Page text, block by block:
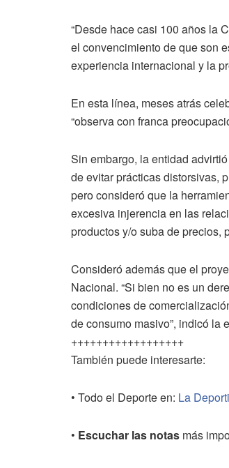
“Desde hace casi 100 años la
el convencimiento de que son
experiencia internacional y la
En esta línea, meses atrás
“observa con franca
Sin embargo, la entidad
de evitar prácticas distorsivas,
pero consideró que la
excesiva injerencia en las
productos y/o suba de precios,
Consideró además que el
Nacional. “Si bien no es un
condiciones de
de consumo masivo”, indicó la
++++++++++++++++++
También puede interesarte:
• Todo el Deporte en: La
• Escuchar las notas más